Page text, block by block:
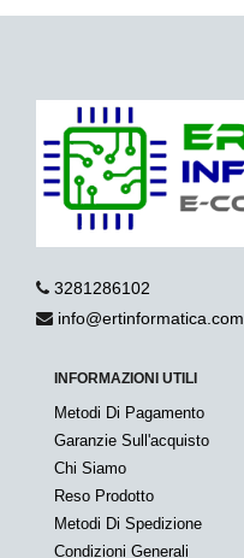
3281286102
info@ertinformatica.com
INFORMAZIONI UTILI
Metodi Di Pagamento
Garanzie Sull'acquisto
Chi Siamo
Reso Prodotto
Metodi Di Spedizione
Condizioni Generali